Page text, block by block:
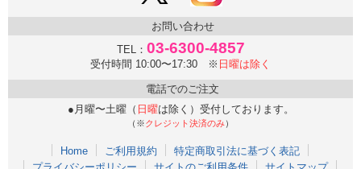
お問い合わせ
TEL： 03-6300-4857
受付時間 10:00〜17:30 ※ 日曜は除く
電話でのご注文
●月曜〜土曜（ 日曜は除く）受付しております。
（※クレジット決済のみ）
Home ご利用規約
特定商取引法に基づく表記